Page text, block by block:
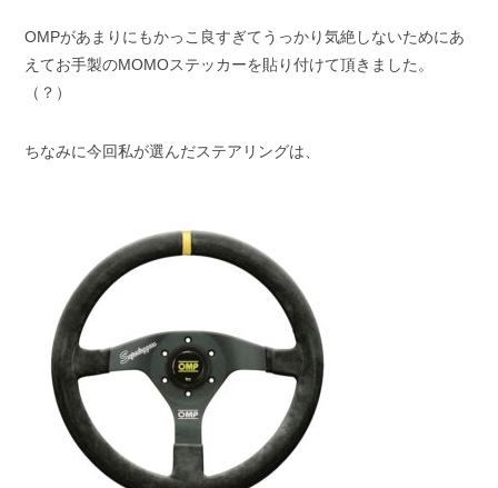
OMPがあまりにもかっこ良すぎてうっかり気絶しないためにあ
えてお手製のMOMOステッカーを貼り付けて頂きました。
（？）
ちなみに今回私が選んだステアリングは、